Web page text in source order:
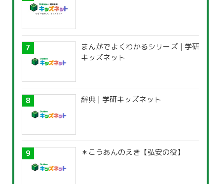
まんがでよくわかるシリーズ | 学研
キッズネット
辞典 | 学研キッズネット
＊こうあんのえき【弘安の役】